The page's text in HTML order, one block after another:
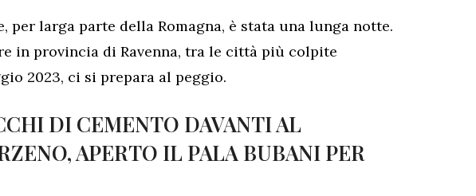
per larga parte della Romagna, è stata una lunga notte.
in provincia di Ravenna, tra le città più colpite
2023, ci si prepara al peggio.
DI CEMENTO DAVANTI AL
APERTO IL PALA BUBANI PER